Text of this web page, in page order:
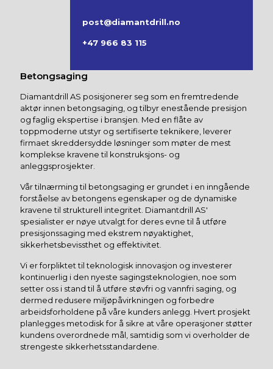
post@diamantdrill.no
+47 966 83 115
Betongsaging
Diamantdrill AS posisjonerer seg som en fremtredende
aktør innen betongsaging, og tilbyr enestående presisjon
og faglig ekspertise i bransjen. Med en flåte av
toppmoderne utstyr og sertifiserte teknikere, leverer
firmaet skreddersydde løsninger som møter de mest
komplekse kravene til konstruksjons- og
anleggsprosjekter.
Vår tilnærming til betongsaging er grundet i en inngående
forståelse av betongens egenskaper og de dynamiske
kravene til strukturell integritet. Diamantdrill AS'
spesialister er nøye utvalgt for deres evne til å utføre
presisjonssaging med ekstrem nøyaktighet,
sikkerhetsbevissthet og effektivitet.
Vi er forpliktet til teknologisk innovasjon og investerer
kontinuerlig i den nyeste sagingsteknologien, noe som
setter oss i stand til å utføre støvfri og vannfri saging, og
dermed redusere miljøpåvirkningen og forbedre
arbeidsforholdene på våre kunders anlegg. Hvert prosjekt
planlegges metodisk for å sikre at våre operasjoner støtter
kundens overordnede mål, samtidig som vi overholder de
strengeste sikkerhetsstandardene.